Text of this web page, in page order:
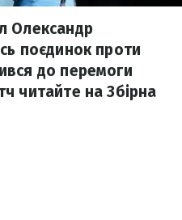
Олександр
поєдинок проти
до перемоги
читайте на Збірна